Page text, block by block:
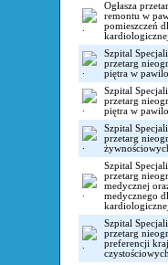
Ogłasza
remontu w
pomieszczeń
Szpital
przetarg
piętra w
Szpital
przetarg
piętra w
Szpital
przetarg
Szpital
przetarg
medycznej
medycznego
Szpital
przetarg
preferencji